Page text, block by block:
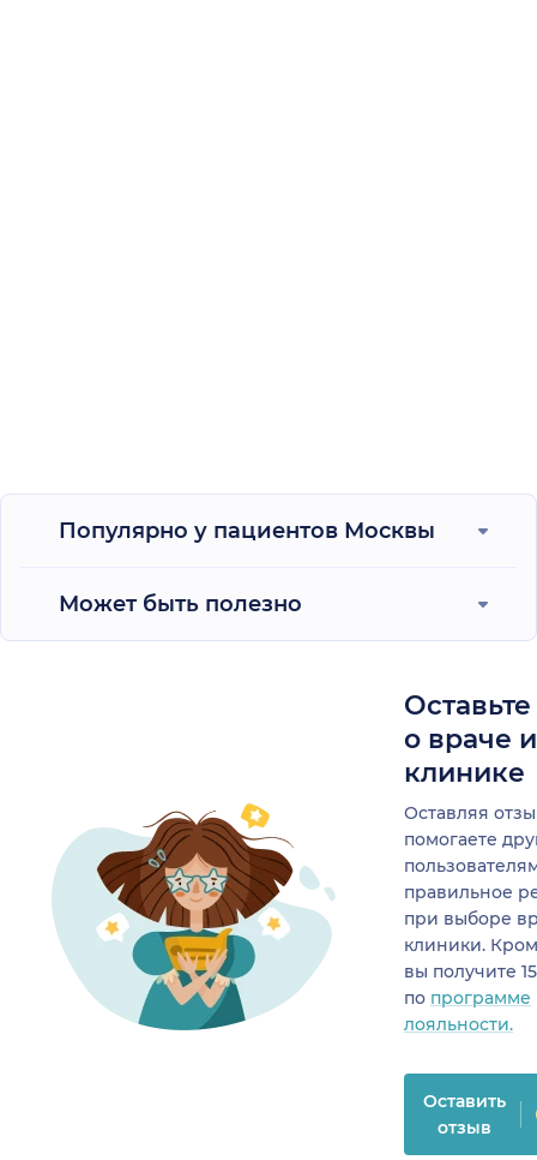
Популярно у пациентов Москвы
Может быть полезно
о враче
клинике
Оставляя
помогаете
правильное
при выборе
клиники.
вы получите
по программе
лояльности.
Оставить
отзыв